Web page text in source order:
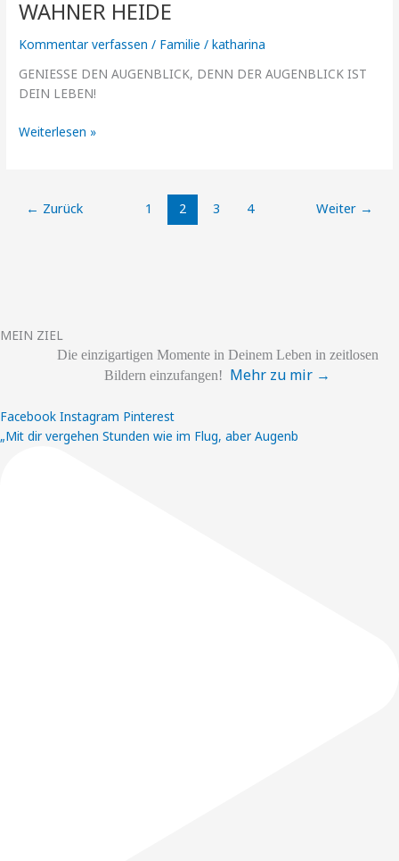
WAHNER HEIDE
Kommentar verfassen / Familie /katharina
GENIESSE DEN AUGENBLICK, DENN DER AUGENBLICK IST
DEIN LEBEN!
Wahner
Heide
Weiterlesen »
← Zurück 1 2 3 4 Weiter →
MEIN ZIEL
Die einzigartigen Momente in Deinem Leben in zeitlosen
Bildern einzufangen! Mehr zu mir →
Facebook Instagram Pinterest
„Mit dir vergehen Stunden wie im Flug, aber Augenb